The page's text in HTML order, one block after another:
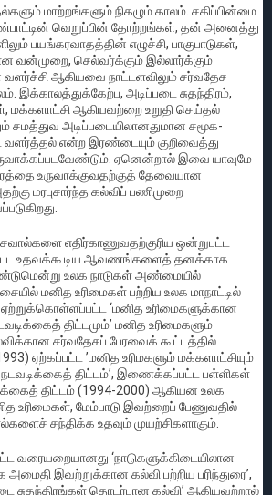
மாற்றங்களும் நிகழும் காலம். சகிப்பின்மை
வெறுப்பின் தோற்றங்கள், தன் அனைத்து
பயங்கரவாதத்தின் எழுச்சி, பாகுபாடுகள்,
வன்முறை, செல்வர்க்கும் இல்லார்க்கும்
வளர்ச்சி ஆகியவை நாட்டளவிலும் சர்வதேச
இக்காலத்துக்கேற்ப, அடிப்படை சுதந்திரம்,
மக்களாட்சி ஆகியவற்றை உறுதி செய்தல்
சமத்துவ அடிப்படையிலானதுமான சமூக-
வளர்த்தல் என்ற இரண்டையும் குறிவைத்து
ஏனென்றால் இவை யாவுமே
உருவாக்குவதற்குத் தேவையான
மரபுசார்ந்த கல்விப் பணிமுறை
எதிர்காணுவதற்குரிய ஒன்றுபட்ட
உதவக்கூடிய ஆவணங்களைத் தனக்காக
உலக நாடுகள் அண்மையில்
மனித உரிமைகள் பற்றிய உலக மாநாட்டில்
‘மனித உரிமைகளுக்கான
திட்டமும்’ மனித உரிமைகளும்
சர்வதேசப் பேரவைக் கூட்டத்தில்
ஏற்கப்பட்ட ’மனித உரிமகளும் மக்களாட்சியும்
நடவடிக்கைத் திட்டம்’, இணைக்கப்பட்ட பள்ளிகள்
திட்டம் (1994-2000) ஆகியன உலக
உரிமைகள், மேம்பாடு இவற்றைப் பேணுவதில்
சந்திக்க உதவும் முயற்சிகளாகும்.
வரையறையானது ‘நாடுகளுக்கிடையிலான
அமைதி இவற்றுக்கான கல்வி பற்றிய பரிந்துரை’,
சுதந்திரங்கள் தொடர்பான கல்வி’ ஆகியவற்றால்